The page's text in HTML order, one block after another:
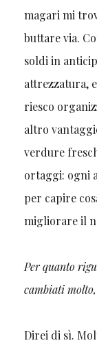
magari mi
buttare via.
soldi in
attrezzatura,
riesco
altro
verdure
ortaggi: ogni
per capire
migliorare il
Per quanto
cambiati
Direi di sì.